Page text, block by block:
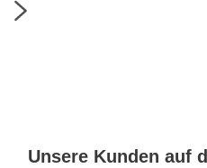
Unsere Kunden auf